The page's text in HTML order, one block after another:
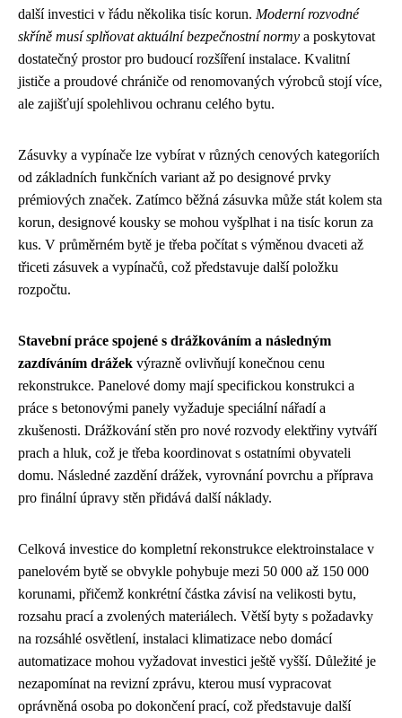
další investici v řádu několika tisíc korun. Moderní rozvodné
skříně musí splňovat aktuální bezpečnostní normy a poskytovat
dostatečný prostor pro budoucí rozšíření instalace. Kvalitní
jističe a proudové chrániče od renomovaných výrobců stojí více,
ale zajišťují spolehlivou ochranu celého bytu.
Zásuvky a vypínače lze vybírat v různých cenových kategoriích
od základních funkčních variant až po designové prvky
prémiových značek. Zatímco běžná zásuvka může stát kolem sta
korun, designové kousky se mohou vyšplhat i na tisíc korun za
kus. V průměrném bytě je třeba počítat s výměnou dvaceti až
třiceti zásuvek a vypínačů, což představuje další položku
rozpočtu.
Stavební práce spojené s drážkováním a následným
zazdíváním drážek výrazně ovlivňují konečnou cenu
rekonstrukce. Panelové domy mají specifickou konstrukci a
práce s betonovými panely vyžaduje speciální nářadí a
zkušenosti. Drážkování stěn pro nové rozvody elektřiny vytváří
prach a hluk, což je třeba koordinovat s ostatními obyvateli
domu. Následné zazdění drážek, vyrovnání povrchu a příprava
pro finální úpravy stěn přidává další náklady.
Celková investice do kompletní rekonstrukce elektroinstalace v
panelovém bytě se obvykle pohybuje mezi 50 000 až 150 000
korunami, přičemž konkrétní částka závisí na velikosti bytu,
rozsahu prací a zvolených materiálech. Větší byty s požadavky
na rozsáhlé osvětlení, instalaci klimatizace nebo domácí
automatizace mohou vyžadovat investici ještě vyšší. Důležité je
nezapomínat na revizní zprávu, kterou musí vypracovat
oprávněná osoba po dokončení prací, což představuje další